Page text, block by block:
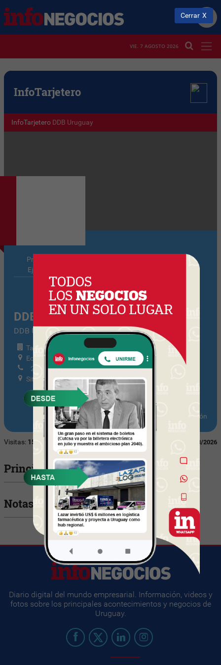
VIE. 7 AGOSTO 2026
InfoTarjetero
InfoTarjetero DDB Uruguay
Principales
Ejecutivos
DDB Uruguay
DDB Uruguay /
Tamaño: Mediana Tramo I
Echevarriarza 3380
2628 1108
Sitio web
Actualizar información
Visitas: 1595 Última actualización: 07/08/2026
Principales Ejecutivos
Notas relacionadas
Diario digital del mundo empresarial. Información, videos y
fotos sobre los principales acontecimientos y negocios de
Uruguay.
Cerrar